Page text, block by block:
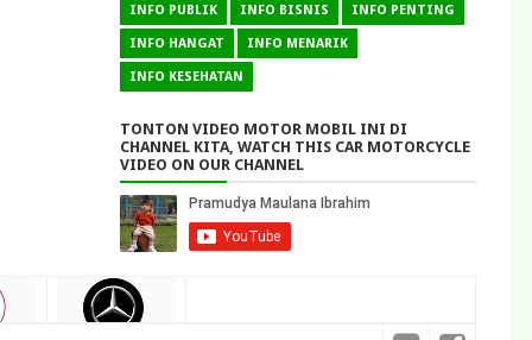
INFO PUBLIK INFO BISNIS INFO PENTING
INFO HANGAT INFO MENARIK
INFO KESEHATAN
TONTON VIDEO MOTOR MOBIL INI DI
CHANNEL KITA, WATCH THIS CAR MOTORCYCLE
VIDEO ON OUR CHANNEL